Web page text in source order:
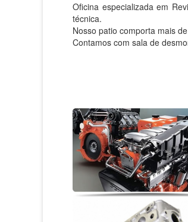
Oficina especializada em
técnica.
Nosso patio comporta mais
Contamos com sala de